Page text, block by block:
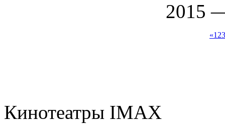
2015
«1 23
Кинотеатры IMAX